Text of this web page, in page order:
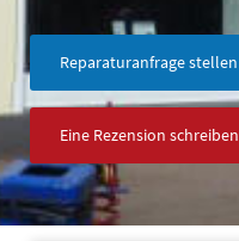
Reparaturanfrage stellen
Eine Rezension schreiben